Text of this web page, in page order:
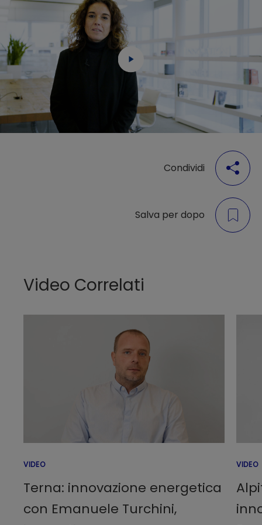
Condividi
Salva per dopo
Video Correlati
VIDEO
Terna: innovazione energetica
con Emanuele Turchini,
VIDEO